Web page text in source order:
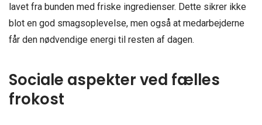
lavet fra bunden med friske ingredienser. Dette sikrer ikke
blot en god smagsoplevelse, men også at medarbejderne
får den nødvendige energi til resten af dagen.
Sociale aspekter ved fælles
frokost